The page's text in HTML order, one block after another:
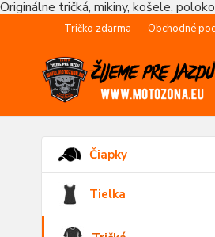
Originálne tričká, mikiny, košele,
Tričko zdarma Obchodné
Čiapky
Tielka